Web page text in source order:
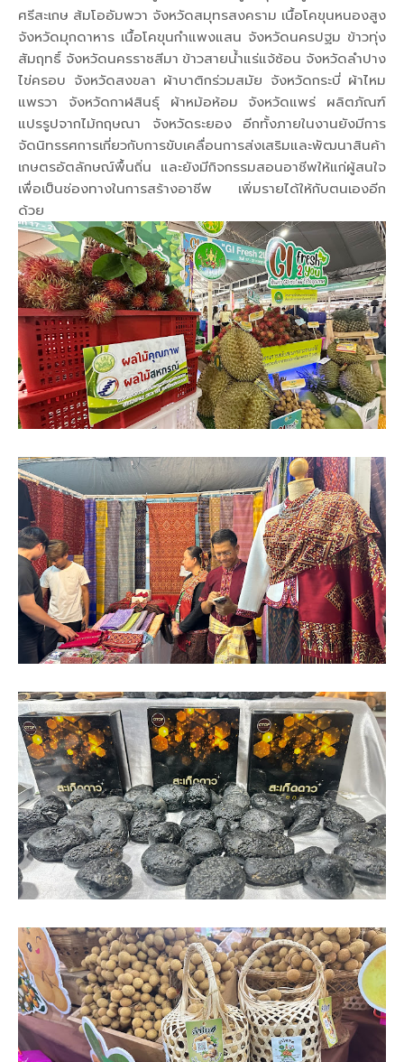
ศรีสะเกษ ส้มโออัมพวา จังหวัดสมุทรสงคราม เนื้อโคขุนหนองสูง
จังหวัดมุกดาหาร เนื้อโคขุนกำแพงแสน จังหวัดนครปฐม ข้าวทุ่ง
สัมฤทธิ์ จังหวัดนครราชสีมา ข้าวสายน้ำแร่แจ้ซ้อน จังหวัดลำปาง
ไข่ครอบ จังหวัดสงขลา ผ้าบาติกร่วมสมัย จังหวัดกระบี่ ผ้าไหม
แพรวา จังหวัดกาฬสินธุ์ ผ้าหม้อห้อม จังหวัดแพร่ ผลิตภัณฑ์
แปรรูปจากไม้กฤษณา จังหวัดระยอง อีกทั้งภายในงานยังมีการ
จัดนิทรรศการเกี่ยวกับการขับเคลื่อนการส่งเสริมและพัฒนาสินค้า
เกษตรอัตลักษณ์พื้นถิ่น และยังมีกิจกรรมสอนอาชีพให้แก่ผู้สนใจ
เพื่อเป็นช่องทางในการสร้างอาชีพ เพิ่มรายได้ให้กับตนเองอีก
ด้วย